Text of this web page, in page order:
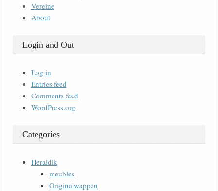
Vereine
About
Login and Out
Log in
Entries feed
Comments feed
WordPress.org
Categories
Heraldik
meubles
Originalwappen